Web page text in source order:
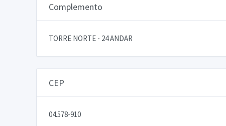
Complemento
TORRE NORTE - 24 ANDAR
CEP
04.578-910